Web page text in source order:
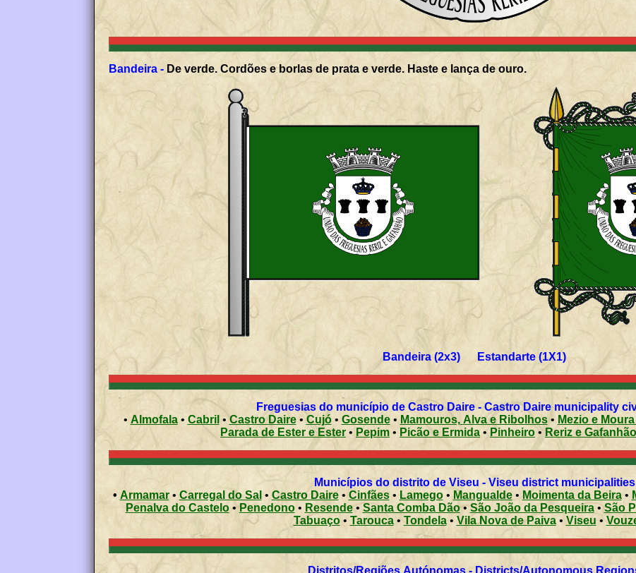
Bandeira - De verde. Cordões e borlas de prata e verde. Haste e lança de ouro.
Bandeira (2x3) Estandarte (1X1)
Freguesias do município de Castro Daire - Castro Daire municipality
• Almofala• Cabril • Castro Daire• Cujó• Gosende• Mamouros, Alva e Ribolhos• Mezio e
Parada de Ester e Ester • Pepim • Picão e Ermida • Pinheiro • Reriz e Gafanhão
Municípios do distrito de Viseu - Viseu district municipalities
• Armamar• Carregal do Sal • Castro Daire• Cinfães• Lamego• Mangualde•Moimenta da Beira•
Penalva do Castelo•Penedono• Resende•Santa Comba Dão•São João da Pesqueira•São
Tabuaço• Tarouca•Tondela• Vila Nova de Paiva• Viseu •
Distritos/Regiões Autónomas - Districts/Autonomous